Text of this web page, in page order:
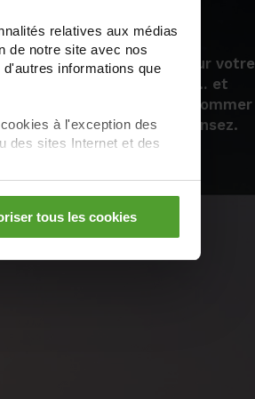
relatives aux médias
de notre site avec nos
informations que
à l'exception des
des sites Internet et des
tous les cookies
vous pouvezéconomiser sur votre
Faites le scan énergétique… et
afin de consommer
plus que vous ne le pensez.